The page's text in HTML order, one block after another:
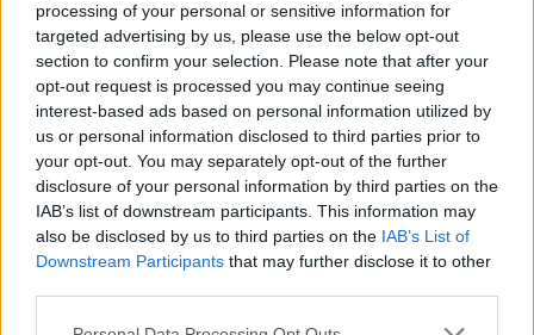
processing of your personal or sensitive information for
targeted advertising by us, please use the below opt-out
section to confirm your selection. Please note that after your
opt-out request is processed you may continue seeing
interest-based ads based on personal information utilized by
us or personal information disclosed to third parties prior to
your opt-out. You may separately opt-out of the further
disclosure of your personal information by third parties on the
IAB’s list of downstream participants. This information may
also be disclosed by us to third parties on the IAB’s List of
Downstream Participants that may further disclose it to other
Please note that this website/app uses one or more Google
«Φυσικά, υποστηρίζουμε τηΣυμφωνία των
Πρεσπώνκαι απογοητευτήκαμεόταν είδαμε
ότι η πρόεδροςδεν χρησιμοποίησε το
πλήρες και επίσημο όνομα Βόρεια
Μακεδονία. Θα δούμε τι θα κάνει η
κυβέρνηση. Είμαστε σεδιαρκή διάλογομε
την υπό σχηματισμό κυβέρνηση. Ως εκ
τούτου δεν θα ήθελα να προκαταλάβω για
κάποια συνέπεια εδώ, αλλά, φυσικά
ελπίζουμε και ενθαρρύνουμε τη νέα ηγεσία